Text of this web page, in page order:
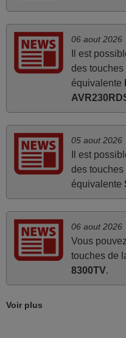
Concerne la
vidéo projecteur Wimius
émis car le délai de 24h
reçu la télécommande
compatible avec mon
fonctionnalité de la
promesse. Le document
directement utilisable
fournies.
Super Service
La telecommande
06 aout 2026
Il est
des
équivalente
05 aout 2026
Il est
des
équivalente
06 aout 2026
Vous
touches de
8300TV.
Voir plus